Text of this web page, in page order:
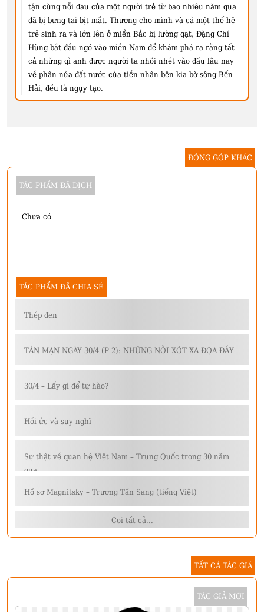
tận cùng nỗi đau của một người trẻ từ bao nhiêu năm qua
đã bị bưng tai bịt mắt. Thương cho mình và cả một thế hệ
trẻ sinh ra và lớn lên ở miền Bắc bị lường gạt, Đặng Chí
Hùng bắt đầu ngó vào miền Nam để khám phá ra rằng tất
cả những gì anh được người ta nhồi nhét vào đầu lâu nay
về phân nửa đất nước của tiền nhân bên kia bờ sông Bến
Hải, đều là ngụy tạo.
ĐÓNG GÓP KHÁC
TÁC PHẨM ĐÃ DỊCH
Chưa có
TÁC PHẨM ĐÃ CHIA SẺ
Thép đen
TẢN MẠN NGÀY 30/4 (P 2): NHỮNG NỖI XÓT XA ĐỌA ĐẦY￼
30/4 – Lấy gì để tự hào?
Hồi ức và suy nghĩ
Sự thật về quan hệ Việt Nam – Trung Quốc trong 30 năm
qua
Hồ sơ Magnitsky – Trương Tấn Sang (tiếng Việt)
Coi tất cả...
TẤT CẢ TÁC GIẢ
TÁC GIẢ MỚI